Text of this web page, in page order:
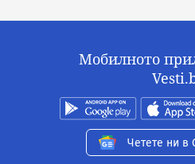
Мобилното
Четете ни в